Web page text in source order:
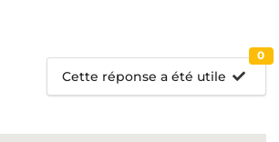
Cette réponse a été utile
0